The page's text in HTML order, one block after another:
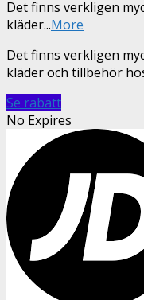
Det finns verkligen
kläder...More
Det finns verkligen
kläder och tillbehör
Se rabatt
No Expires